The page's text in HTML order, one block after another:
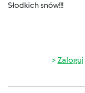
Słodkich snów!!!
Zaloguj